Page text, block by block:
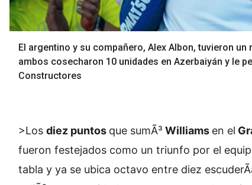
El argentino y su compañero, Alex Albon, tuvieron
ambos cosecharon 10 unidades en Azerbaiyán y le
Constructores
>Los diez puntos que sumÃ³ Williams en el
fueron festejados como un triunfo por el
tabla y ya se ubica octavo entre diez